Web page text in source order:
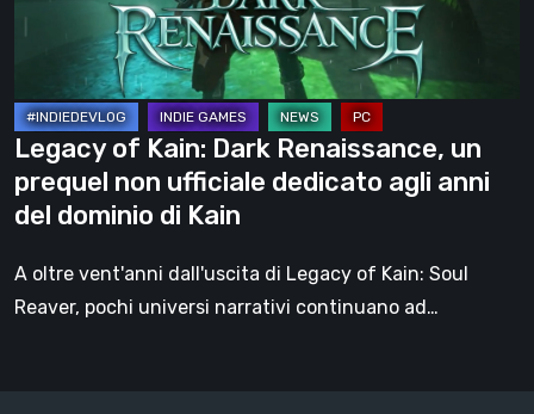
ufficiale
dedicato
agli
anni
del
dominio
di
Legacy of Kain: Dark Renaissance, un
prequel non ufficiale dedicato agli anni
del dominio di Kain
A oltre vent'anni dall'uscita di Legacy of Kain: Soul
Reaver, pochi universi narrativi continuano ad…